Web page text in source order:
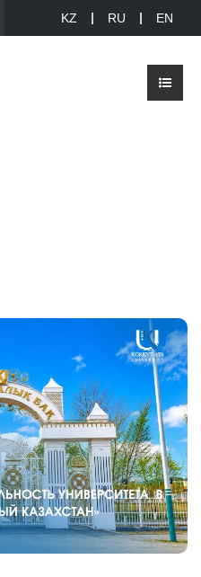
KZ RU EN